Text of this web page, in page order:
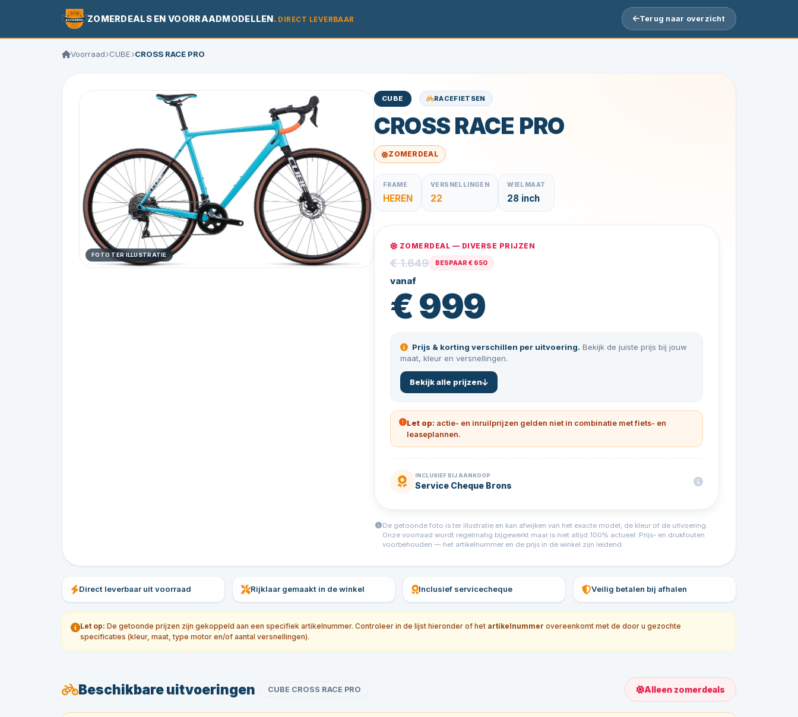
ZOMERDEALS EN VOORRAADMODELLEN. DIRECT LEVERBAAR Terug naar overzicht
Voorraad CUBE CROSS RACE PRO
FOTO TER ILLUSTRATIE
CUBE RACEFIETSEN
CROSS RACE PRO
ZOMERDEAL
FRAME
HEREN
VERSNELLINGEN
22
WIELMAAT
28 inch
ZOMERDEAL — DIVERSE PRIJZEN
€ 1.649 BESPAAR € 650
vanaf
€ 999
Prijs & korting verschillen per uitvoering. Bekijk de juiste prijs bij jouw
maat, kleur en versnellingen.
Bekijk alle prijzen
Let op:actie- en inruilprijzen gelden niet in combinatie met fiets- en
leaseplannen.
INCLUSIEF BIJ AANKOOP
Service Cheque Brons
De getoonde foto is ter illustratie en kan afwijken van het exacte model, de kleur of de uitvoering.
Onze voorraad wordt regelmatig bijgewerkt maar is niet altijd 100% actueel. Prijs- en drukfouten
voorbehouden — het artikelnummer en de prijs in de winkel zijn leidend.
Direct leverbaar uit voorraad Rijklaar gemaakt in de winkel Inclusief servicecheque Veilig betalen bij afhalen
Let op: De getoonde prijzen zijn gekoppeld aan een specifiek artikelnummer. Controleer in de lijst hieronder of het artikelnummer overeenkomt met de door u gezochte
specificaties (kleur, maat, type motor en/of aantal versnellingen).
Beschikbare uitvoeringen CUBE CROSS RACE PRO Alleen zomerdeals